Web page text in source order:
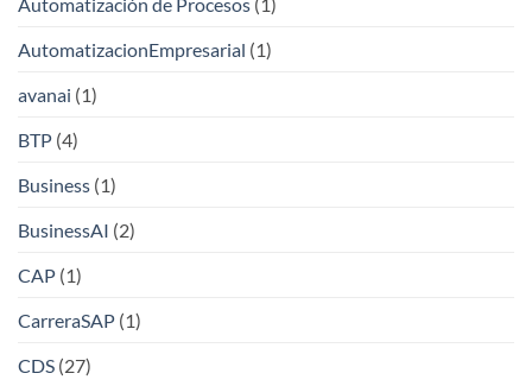
AutomatizacionEmpresarial (1)
avanai (1)
BTP (4)
Business (1)
BusinessAI (2)
CAP (1)
CarreraSAP (1)
CDS (27)